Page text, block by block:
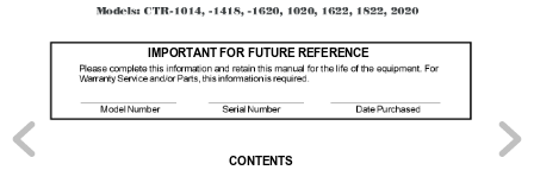
IMPORTANT FOR FUTURE REFERENCE
CONTENTS